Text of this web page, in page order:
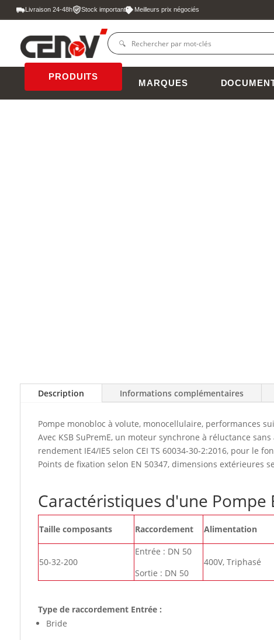
Livraison 24-48h Stock important Meilleurs prix négociés
PRODUITS
MARQUES
Description Informations complémentaires
Pompe monobloc à volute, monocellulaire, performances
Avec KSB SuPremE, un moteur synchrone à réluctance
rendement IE4/IE5 selon CEI TS 60034-30-2:2016, pour le
Points de fixation selon EN 50347, dimensions extérieures
Caractéristiques d'une Pompe
Taille composants Raccordement Alimentation
50-32-200
Entrée : DN 50
Sortie : DN 50
400V, Triphasé
Type de raccordement Entrée :
Bride